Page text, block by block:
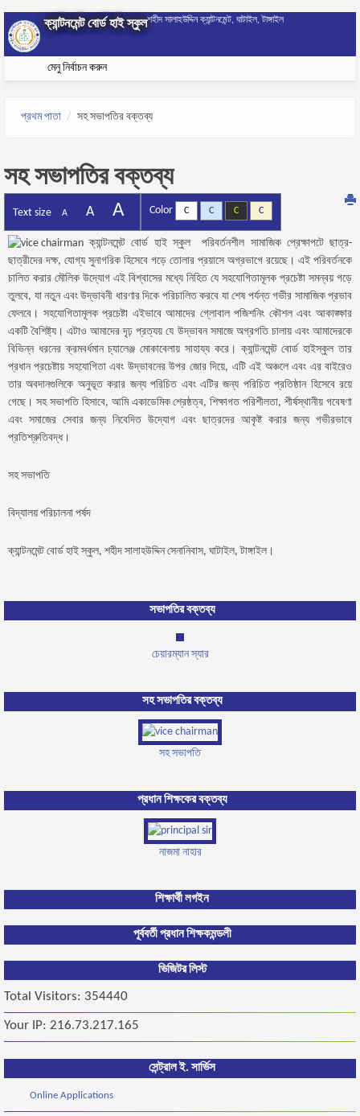
Skip to main content
ক্যান্টনমেন্ট বোর্ড হাই স্কুলশহীদ সালাহউদ্দিন ক্যান্টনমেন্ট, ঘাটাইল, টাঙ্গাইল
মেনু নির্বাচন করুন
প্রথম পাতা সহ সভাপতির বক্তব্য
সহ সভাপতির বক্তব্য
Text size A A A Color C C C C
ক্যান্টনমেন্ট বোর্ড হাই স্কুল পরিবর্তনশীল সামাজিক প্রেক্ষাপটে ছাত্র-
ছাত্রীদের দক্ষ, যোগ্য সুনাগরিক হিসেবে গড়ে তোলার প্রয়াসে অগ্রভাগে রয়েছে। এই পরিবর্তনকে
চালিত করার মৌলিক উদ্যোগ এই বিশ্বাসের মধ্যে নিহিত যে সহযোগিতামূলক প্রচেষ্টা সমন্বয় গড়ে
তুলবে, যা নতুন এবং উদ্ভাবনী ধারণার দিকে পরিচালিত করবে যা শেষ পর্যন্ত গভীর সামাজিক প্রভাব
ফেলবে। সহযোগিতামূলক প্রচেষ্টা এইভাবে আমাদের গ্লোবাল পজিশনিং কৌশল এবং আকাঙ্ক্ষার
একটি বৈশিষ্ট্য। এটাও আমাদের দৃঢ় প্রত্যয় যে উদ্ভাবন সমাজে অগ্রগতি চালায় এবং আমাদেরকে
বিভিন্ন ধরনের ক্রমবর্ধমান চ্যালেঞ্জ মোকাবেলায় সাহায্য করে। ক্যান্টনমেন্ট বোর্ড হাইস্কুল তার
প্রধান প্রচেষ্টায় সহযোগিতা এবং উদ্ভাবনের উপর জোর দিয়ে, এটি এই অঞ্চলে এবং এর বাইরেও
তার অবদানগুলিকে অনুভূত করার জন্য পরিচিত এবং এটির জন্য পরিচিত প্রতিষ্ঠান হিসেবে রয়ে
গেছে। সহ সভাপতি হিসাবে, আমি একাডেমিক শ্রেষ্ঠত্ব, শিক্ষাগত পরিশীলতা, শীর্ষস্থানীয় গবেষণা
এবং সমাজের সেবার জন্য নিবেদিত উদ্যোগ এবং ছাত্রদের আকৃষ্ট করার জন্য গভীরভাবে
প্রতিশ্রুতিবদ্ধ।
সহ সভাপতি
বিদ্যালয় পরিচালনা পর্ষদ
ক্যান্টনমেন্ট বোর্ড হাই স্কুল, শহীদ সালাহউদ্দিন সেনানিবাস, ঘাটাইল, টাঙ্গাইল।
সভাপতির বক্তব্য
চেয়ারম্যান স্যার
সহ সভাপতির বক্তব্য
সহ সভাপতি
প্রধান শিক্ষকের বক্তব্য
নাজমা নাহার
শিক্ষার্থী লগইন
পূর্ববর্তী প্রধান শিক্ষকমন্ডলী
ভিজিটর লিস্ট
Total Visitors: 354440
Your IP: 216.73.217.165
সেন্ট্রাল ই. সার্ভিস
Online Applications